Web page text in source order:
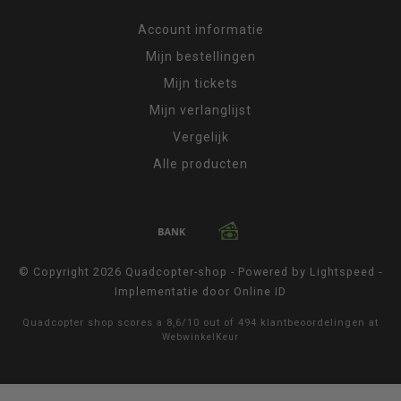
Account informatie
Mijn bestellingen
Mijn tickets
Mijn verlanglijst
Vergelijk
Alle producten
© Copyright 2026 Quadcopter-shop - Powered by Lightspeed -
Implementatie door Online ID
Quadcopter shop scores a 8,6/ 10 out of 494 klantbeoordelingen at
WebwinkelKeur